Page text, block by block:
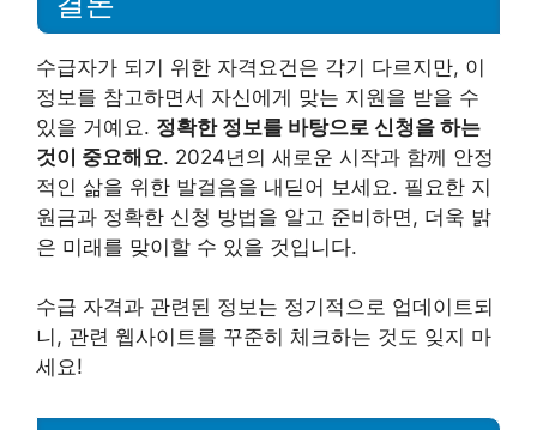
수급자가 되기 위한 자격요건은 각기 다르지만, 이
정보를 참고하면서 자신에게 맞는 지원을 받을 수
있을 거예요. 정확한 정보를 바탕으로 신청을 하는
것이 중요해요. 2024년의 새로운 시작과 함께 안정
적인 삶을 위한 발걸음을 내딛어 보세요. 필요한 지
원금과 정확한 신청 방법을 알고 준비하면, 더욱 밝
은 미래를 맞이할 수 있을 것입니다.
수급 자격과 관련된 정보는 정기적으로 업데이트되
니, 관련 웹사이트를 꾸준히 체크하는 것도 잊지 마
세요!